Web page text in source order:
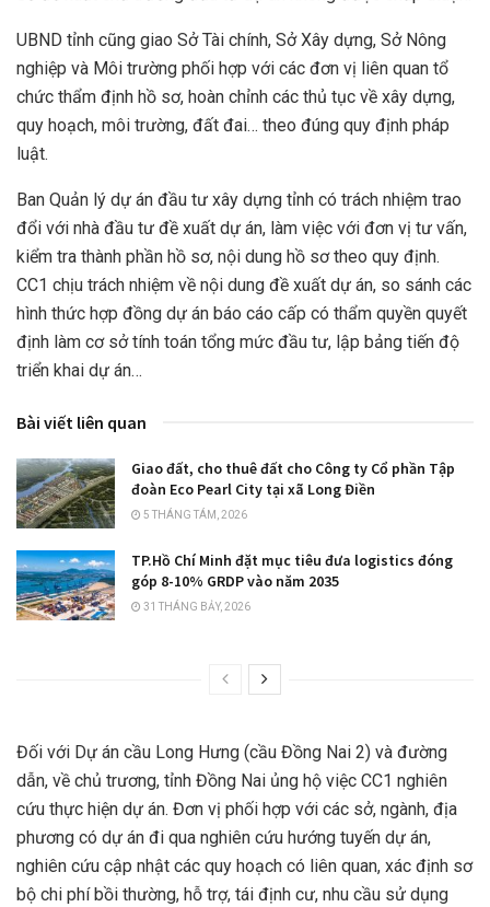
UBND tỉnh cũng giao Sở Tài chính, Sở Xây dựng, Sở Nông
nghiệp và Môi trường phối hợp với các đơn vị liên quan tổ
chức thẩm định hồ sơ, hoàn chỉnh các thủ tục về xây dựng,
quy hoạch, môi trường, đất đai… theo đúng quy định pháp
luật.
Ban Quản lý dự án đầu tư xây dựng tỉnh có trách nhiệm trao
đổi với nhà đầu tư đề xuất dự án, làm việc với đơn vị tư vấn,
kiểm tra thành phần hồ sơ, nội dung hồ sơ theo quy định.
CC1 chịu trách nhiệm về nội dung đề xuất dự án, so sánh các
hình thức hợp đồng dự án báo cáo cấp có thẩm quyền quyết
định làm cơ sở tính toán tổng mức đầu tư, lập bảng tiến độ
triển khai dự án…
Bài viết liên quan
Giao đất, cho thuê đất cho Công ty Cổ phần Tập
đoàn Eco Pearl City tại xã Long Điền
5 THÁNG TÁM, 2026
TP.Hồ Chí Minh đặt mục tiêu đưa logistics đóng
góp 8-10% GRDP vào năm 2035
31 THÁNG BẢY, 2026
Đối với Dự án cầu Long Hưng (cầu Đồng Nai 2) và đường
dẫn, về chủ trương, tỉnh Đồng Nai ủng hộ việc CC1 nghiên
cứu thực hiện dự án. Đơn vị phối hợp với các sở, ngành, địa
phương có dự án đi qua nghiên cứu hướng tuyến dự án,
nghiên cứu cập nhật các quy hoạch có liên quan, xác định sơ
bộ chi phí bồi thường, hỗ trợ, tái định cư, nhu cầu sử dụng